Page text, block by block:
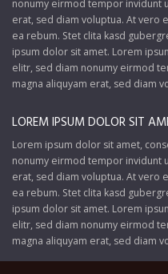
nonumy eirmod tempor invidunt
erat, sed diam voluptua. At vero
ea rebum. Stet clita kasd
ipsum dolor sit amet. Lorem
elitr, sed diam nonumy eirmod
magna aliquyam erat, sed diam
LOREM IPSUM DOLOR SIT
Lorem ipsum dolor sit amet,
nonumy eirmod tempor invidunt
erat, sed diam voluptua. At vero
ea rebum. Stet clita kasd
ipsum dolor sit amet. Lorem
elitr, sed diam nonumy eirmod
magna aliquyam erat, sed diam